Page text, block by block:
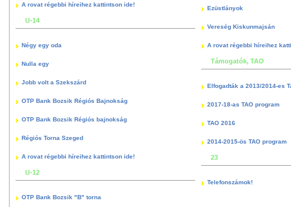
A rovat régebbi híreihez kattintson ide!
U-14
Négy egy oda
Nulla egy
Jobb volt a Szekszárd
OTP Bank Bozsik Régiós Bajnokság
OTP Bank Bozsik Régiós bajnokság
Régiós Torna Szeged
A rovat régebbi híreihez kattintson ide!
U-12
OTP Bank Bozsik "B" torna
Ezüstlányok
Vereség Kiskunmajsán
A rovat régebbi híreihez
Támogatók, TAO
Elfogadták a 2013/2014-es
2017-18-as TAO program
TAO 2016
2014-2015-ös TAO program
23
Telefonszámok!